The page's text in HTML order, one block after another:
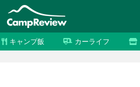
キャンプ飯 カーライフ